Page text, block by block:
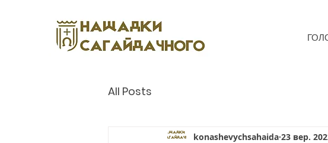
All Posts
konashevychsahaida 23 вер.